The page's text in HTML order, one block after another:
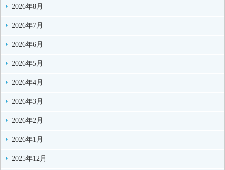
2026年8月
2026年7月
2026年6月
2026年5月
2026年4月
2026年3月
2026年2月
2026年1月
2025年12月